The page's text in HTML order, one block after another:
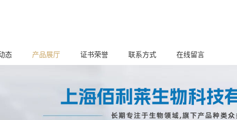
态 产品展厅 证书荣誉 联系方式 在线留言